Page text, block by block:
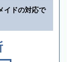
イドの対応で